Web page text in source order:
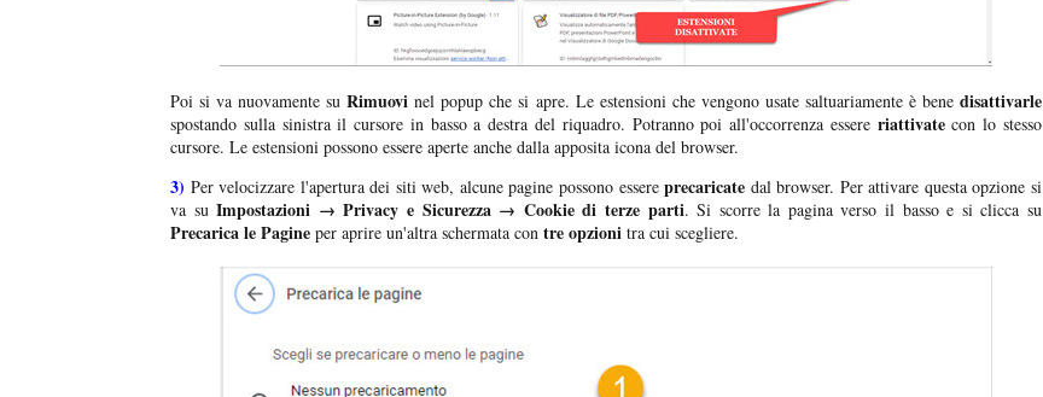
Poi si va nuovamente suRimuovinel popup che si apre. Le estensioni che vengono usate saltuariamente è benedisattivarle
spostando sulla sinistra il cursore in basso a destra del riquadro. Potranno poi all'occorrenza essere riattivatecon lo stesso
cursore. Le estensioni possono essere aperte anche dalla apposita icona del browser.
3) Per velocizzare l'apertura dei siti web, alcune pagine possono essereprecaricate dal browser. Per attivare questa opzione si
va suImpostazioni → Privacy e Sicurezza → Cookie di terze parti. Si scorre la pagina verso il basso e si clicca su
Precarica le Pagine per aprire un'altra schermata con tre opzioni tra cui scegliere.